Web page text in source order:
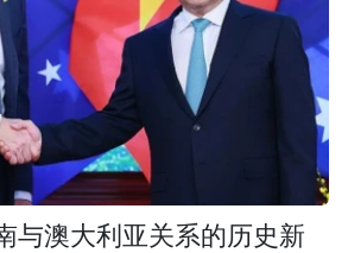
与澳大利亚关系的历史新